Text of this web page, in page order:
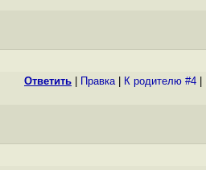
Ответить Правка| К родителю #4